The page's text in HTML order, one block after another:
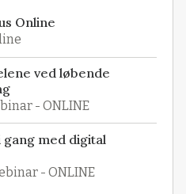
Online
ved løbende
- ONLINE
gang med digital
- ONLINE